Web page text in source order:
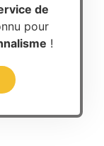
de
pour
!